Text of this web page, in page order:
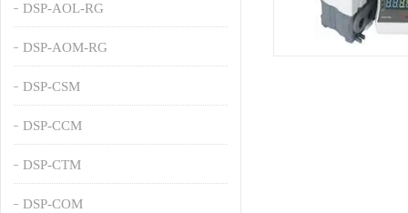
DSP-AOL-RG
DSP-AOM-RG
DSP-CSM
DSP-CCM
DSP-CTM
DSP-COM